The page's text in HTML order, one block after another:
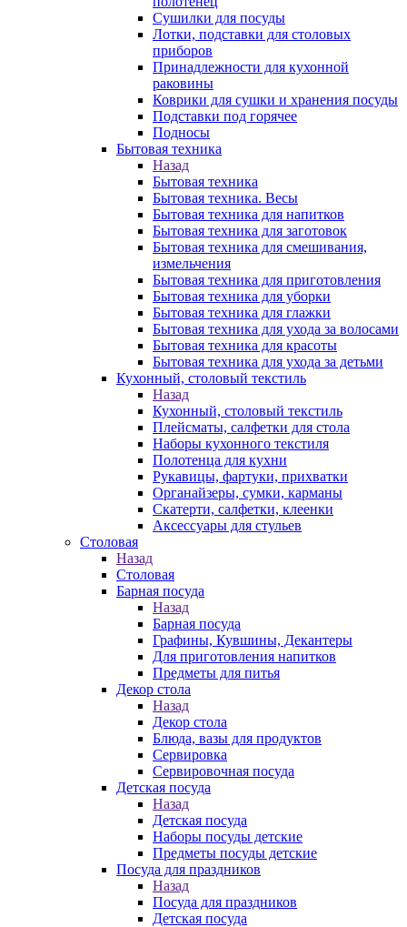
Сушилки для посуды
Лотки, подставки для столовых
приборов
Принадлежности для кухонной
раковины
Коврики для сушки и хранения посуды
Подставки под горячее
Подносы
Бытовая техника
Назад
Бытовая техника
Бытовая техника. Весы
Бытовая техника для напитков
Бытовая техника для заготовок
Бытовая техника для смешивания,
измельчения
Бытовая техника для приготовления
Бытовая техника для уборки
Бытовая техника для глажки
Бытовая техника для ухода за волосами
Бытовая техника для красоты
Бытовая техника для ухода за детьми
Кухонный, столовый текстиль
Назад
Кухонный, столовый текстиль
Плейсматы, салфетки для стола
Наборы кухонного текстиля
Полотенца для кухни
Рукавицы, фартуки, прихватки
Органайзеры, сумки, карманы
Скатерти, салфетки, клеенки
Аксессуары для стульев
Столовая
Назад
Столовая
Барная посуда
Назад
Барная посуда
Графины, Кувшины, Декантеры
Для приготовления напитков
Предметы для питья
Декор стола
Назад
Декор стола
Блюда, вазы для продуктов
Сервировка
Сервировочная посуда
Детская посуда
Назад
Детская посуда
Наборы посуды детские
Предметы посуды детские
Посуда для праздников
Назад
Посуда для праздников
Детская посуда